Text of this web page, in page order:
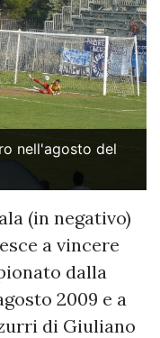
nell'agosto del
(in negativo)
a vincere
dalla
2009 e a
di Giuliano